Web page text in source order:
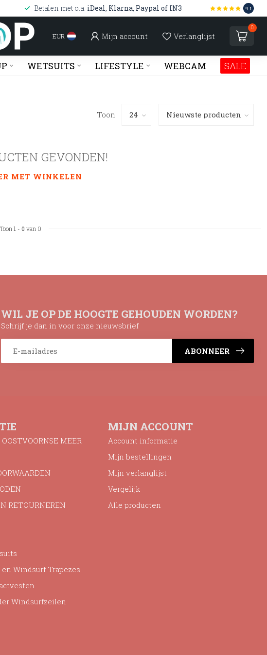
Betalen met o.a. iDeal, Klarna, Paypal of IN3 9.1
EUR Mijn account Verlanglijst
0
WETSUITS LIFESTYLE WEBCAM SALE
Toon:
GEVONDEN!
MET WINKELEN
Toon 1 - 0 van 0
WIL JE OP DE HOOGTE GEHOUDEN WORDEN?
Schrijf je dan in voor onze nieuwsbrief
ABONNEER
MEER
RETOURNEREN
Windsurf Trapezes
Windsurfzeilen
MIJN ACCOUNT
Account informatie
Mijn bestellingen
Mijn verlanglijst
Vergelijk
Alle producten